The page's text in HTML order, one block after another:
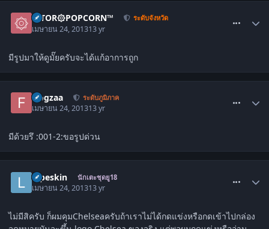
۞TOR۞POPCORN™ ระดับจังหวัด
เมษายน 24, 201313 yr
มีรูปมาให้ดูมั๊ยครับจะได้แก้อาการถูก
frogzaa ระดับภูมิภาค
เมษายน 24, 201313 yr
มีด้วยรึ :001-2:ขอรูปด่วน
lopeskin นักเตะชุดยู18
เมษายน 24, 201313 yr
ไม่มีสิครับ ก็ผมคุมChelseaครับถ้าเราไม่ได้กดแข่งหรือกดเข้าไปกล่อง